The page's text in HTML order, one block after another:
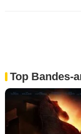
Top Bandes-